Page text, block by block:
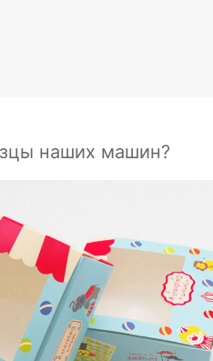
наших машин?